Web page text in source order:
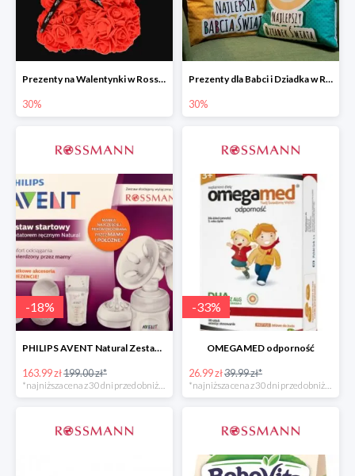
Prezenty na Walentynki w Rossmannie do -30%
30%
Prezenty dla Babci i Dziadka w Rossmannie do -30%
30%
-18%
PHILIPS AVENT Natural Zestaw Startowy
163.99 zł199.00 zł*
*najniższa cena z 30 dni przed obniżką
-33%
OMEGAMED odporność
26.99 zł39.99 zł*
*najniższa cena z 30 dni przed obniżką